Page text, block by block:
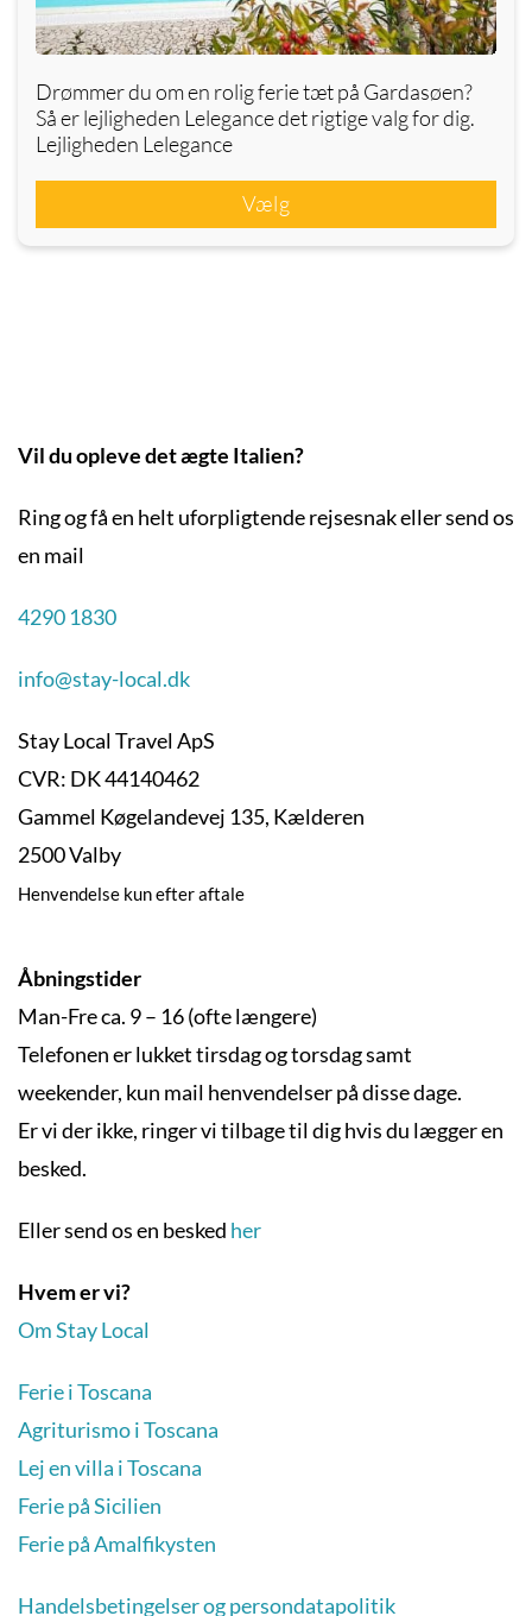
Drømmer du om en rolig ferie tæt på Gardasøen?
Så er lejligheden Lelegance det rigtige valg for dig.
Lejligheden Lelegance
Vælg
Vil du opleve det ægte Italien?
Ring og få en helt uforpligtende rejsesnak eller send os
en mail
4290 1830
info@stay-local.dk
Stay Local Travel ApS
CVR: DK 44140462
Gammel Køgelandevej 135, Kælderen
2500 Valby
Henvendelse kun efter aftale
Åbningstider
Man-Fre ca. 9 – 16 (ofte længere)
Telefonen er lukket tirsdag og torsdag samt
weekender, kun mail henvendelser på disse dage.
Er vi der ikke, ringer vi tilbage til dig hvis du lægger en
besked.
Eller send os en besked her
Hvem er vi?
Om Stay Local
Ferie i Toscana
Agriturismo i Toscana
Lej en villa i Toscana
Ferie på Sicilien
Ferie på Amalfikysten
Handelsbetingelser og persondatapolitik